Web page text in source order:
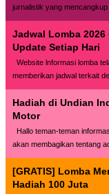
jurnalistik yang mencangkup
Jadwal Lomba
Update Setiap Hari
Website lnformasi lomba
memberikan jadwal terkait
Hadiah di Undian
Motor
Hallo teman-teman
akan membagikan tentang
[GRATIS] Lomba
Hadiah 100 Juta